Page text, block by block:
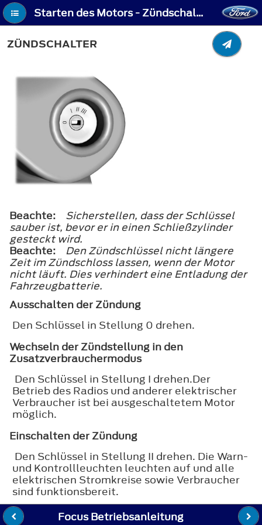
Starten des Motors - Zündschalter
ZÜNDSCHALTER
Beachte:
Sicherstellen, dass der Schlüssel
sauber ist, bevor er in einen Schließzylinder
gesteckt wird.
Beachte:
Den Zündschlüssel nicht längere
Zeit im Zündschloss lassen, wenn der Motor
nicht läuft. Dies verhindert eine Entladung der
Fahrzeugbatterie.
Ausschalten der Zündung
Den Schlüssel in Stellung 0 drehen.
Wechseln der Zündstellung in den
Zusatzverbrauchermodus
Den Schlüssel in Stellung I drehen.Der
Betrieb des Radios und anderer elektrischer
Verbraucher ist bei ausgeschaltetem Motor
möglich.
Einschalten der Zündung
Den Schlüssel in Stellung II drehen. Die Warn-
und Kontrollleuchten leuchten auf und alle
elektrischen Stromkreise sowie Verbraucher
sind funktionsbereit.
Focus Betriebsanleitung